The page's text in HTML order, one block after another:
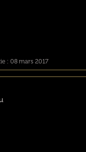
: 08 mars 2017